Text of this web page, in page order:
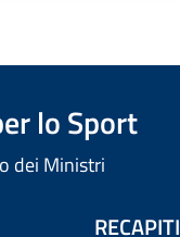
lo Sport
dei Ministri
RECAPITI